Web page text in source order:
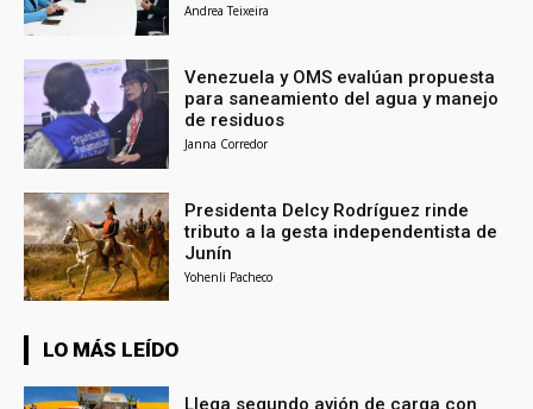
Andrea Teixeira
Venezuela y OMS evalúan propuesta
para saneamiento del agua y manejo
de residuos
Janna Corredor
Presidenta Delcy Rodríguez rinde
tributo a la gesta independentista de
Junín
Yohenli Pacheco
LO MÁS LEÍDO
Llega segundo avión de carga con